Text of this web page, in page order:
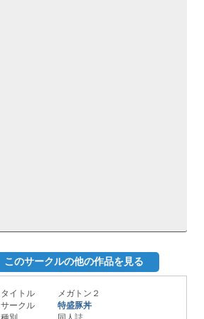
このサークルの他の作品を見る
タイトル
メガトン２
サークル
特盛豚丼